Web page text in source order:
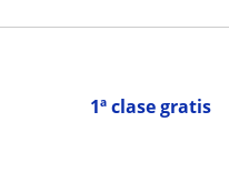
1ª clase gratis